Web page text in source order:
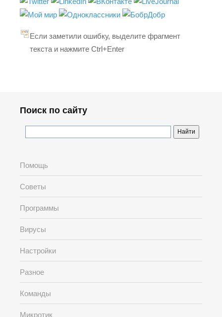
Если заметили ошибку, выделите фрагмент
текста и нажмите Ctrl+Enter
Поиск по сайту
Помощь
Советы
Программы
Вирусы
Настройки
Разное
Команды
Микротик